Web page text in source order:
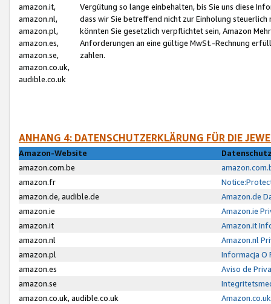
amazon.it,
amazon.nl,
amazon.pl,
amazon.es,
amazon.se,
amazon.co.uk,
audible.co.uk
Vergütung so lange einbehalten, bis Sie uns diese
dass wir Sie betreffend nicht zur Einholung
könnten Sie gesetzlich verpflichtet sein, Amazon
Anforderungen an eine gültige MwSt.-Rechnung
zahlen.
ANHANG 4: DATENSCHUTZERKLÄRUNG FÜR DIE
Amazon-Website
amazon.com.be
amazon.fr
amazon.de, audible.de
Amazon.de
amazon.ie
Amazon.ie
amazon.it
Amazon.it
amazon.nl
Amazon.nl
amazon.pl
Informacja O
amazon.es
Aviso de
amazon.se
amazon.co.uk, audible.co.uk